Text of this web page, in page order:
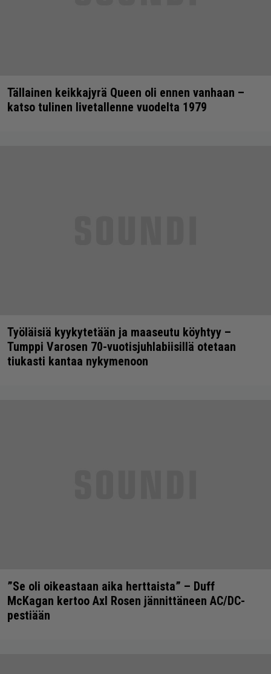
Tällainen keikkajyrä Queen oli ennen vanhaan –
katso tulinen livetallenne vuodelta 1979
Työläisiä kyykytetään ja maaseutu köyhtyy –
Tumppi Varosen 70-vuotisjuhlabiisillä otetaan
tiukasti kantaa nykymenoon
”Se oli oikeastaan aika herttaista” – Duff
McKagan kertoo Axl Rosen jännittäneen AC/DC-
pestiään